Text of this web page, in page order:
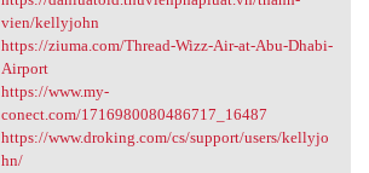
vien/kellyjohn
https://ziuma.com/Thread-Wizz-Air-at-Abu-Dhabi-
Airport
https://www.my-
conect.com/1716980080486717_16487
https://www.droking.com/cs/support/users/kellyjo
hn/